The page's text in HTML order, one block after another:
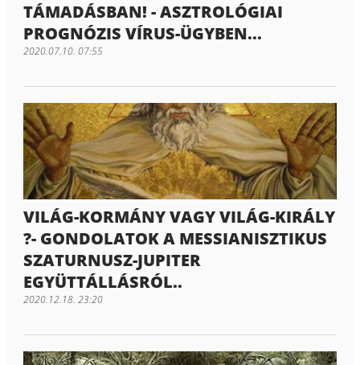
TÁMADÁSBAN! - ASZTROLÓGIAI
PROGNÓZIS VÍRUS-ÜGYBEN...
2020.07.10. 07:55
VILÁG-KORMÁNY VAGY VILÁG-KIRÁLY
?- GONDOLATOK A MESSIANISZTIKUS
SZATURNUSZ-JUPITER
EGYÜTTÁLLÁSRÓL..
2020.12.18. 23:20